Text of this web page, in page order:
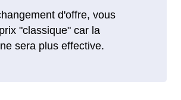
d'offre, vous
"classique" car la
sera plus effective.